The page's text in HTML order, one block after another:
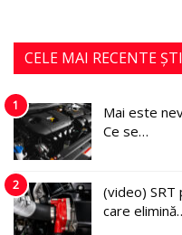
CELE MAI RECENTE
1
Mai este
Ce se…
2
(video)
care